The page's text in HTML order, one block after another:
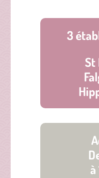
3
St
à